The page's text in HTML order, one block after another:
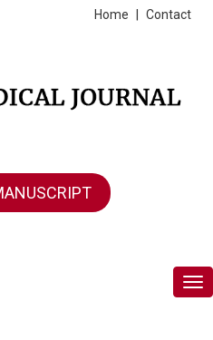
Contact
Home